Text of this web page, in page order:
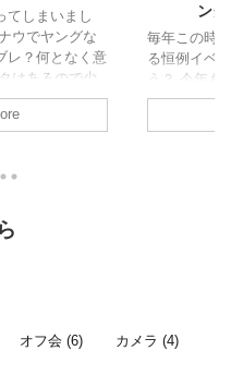
てしまいまし
ウでヤングな
レ？何となく意
はあるので少
励みます！ さ
ャンピングカー
カーショーでア
事のとおりで
間が開きまし
ン
毎年この時
る恒例イベ
う？ 今年も
た。 今年は
オフ会 (6) カメラ (4)